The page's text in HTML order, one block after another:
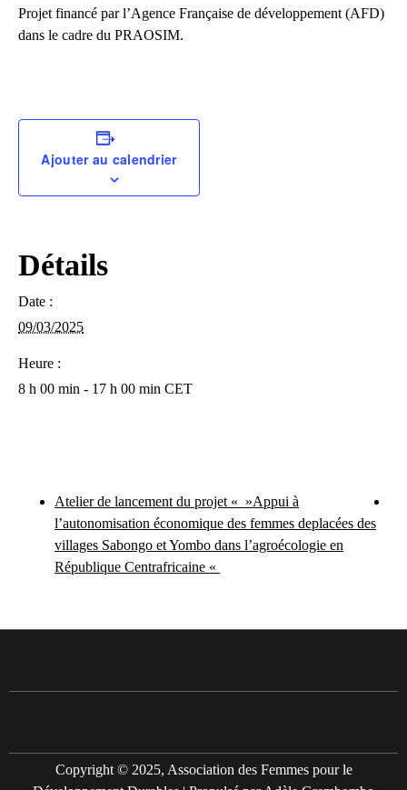
Projet financé par l’Agence Française de développement (AFD)
dans le cadre du PRAOSIM.
Ajouter au calendrier
Détails
Date :
09/03/2025
Heure :
8 h 00 min - 17 h 00 min CET
Atelier de lancement du projet « »Appui à
l’autonomisation économique des femmes deplacées des
villages Sabongo et Yombo dans l’agroécologie en
République Centrafricaine «
Copyright © 2025, Association des Femmes pour le